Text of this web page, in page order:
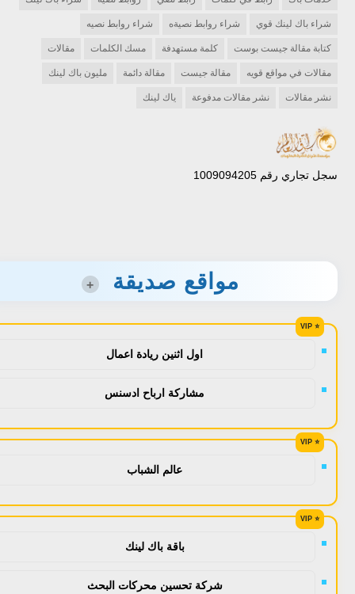
شراء باك لينك قوي شراء روابط نصيةه شراء روابط نصيه
كتابة مقالة جيست بوست كلمة مستهدفة مسك الكلمات مقالات
مقالات في مواقع قويه مقالة جيست مقالة دائمة مليون باك لينك
نشر مقالات نشر مقالات مدفوعة ياك لينك
سجل تجاري رقم 1009094205
مواقع صديقة +
اول اثنين ريادة اعمال
مشاركة ارباح ادسنس
عالم الشباب
باقة باك لينك
شركة تحسين محركات البحث